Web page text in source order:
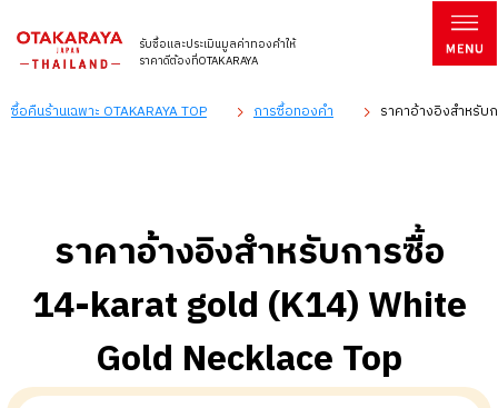
รับซื้อและประเมินมูลค่าทองคำให้
ราคาดีต้องที่OTAKARAYA
ซื้อคืนร้านเฉพาะ OTAKARAYA TOP การซื้อทองคำ ราคาอ้างอิงสำหรับ
ราคาอ้างอิงสำหรับการซื้อ
14-karat gold (K14) White
Gold Necklace Top